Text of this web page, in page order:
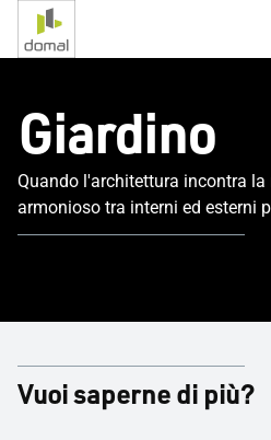
Giardino
Quando l'architettura incontra la
armonioso tra interni ed esterni
stimolante.
Vuoi saperne di più?